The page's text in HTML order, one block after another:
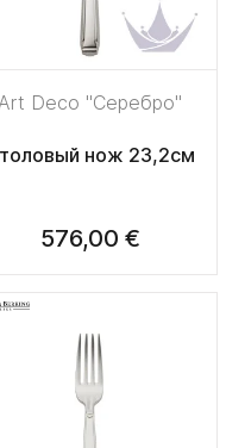
Art Deco "Серебро"
нож 23,2см
576,00 €